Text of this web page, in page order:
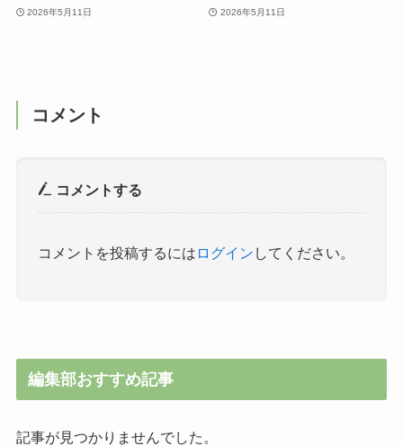
2026年5月11日 2026年5月11日
コメント
コメントする
コメントを投稿するには ログイン してください。
編集部おすすめ記事
記事が見つかりませんでした。